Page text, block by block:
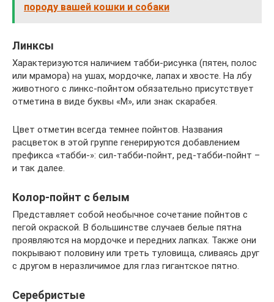
породу вашей кошки и собаки
Линксы
Характеризуются наличием табби-рисунка (пятен, полос
или мрамора) на ушах, мордочке, лапах и хвосте. На лбу
животного с линкс-пойнтом обязательно присутствует
отметина в виде буквы «М», или знак скарабея.
Цвет отметин всегда темнее пойнтов. Названия
расцветок в этой группе генерируются добавлением
префикса «табби-»: сил-табби-пойнт, ред-табби-пойнт –
и так далее.
Колор-пойнт с белым
Представляет собой необычное сочетание пойнтов с
пегой окраской. В большинстве случаев белые пятна
проявляются на мордочке и передних лапках. Также они
покрывают половину или треть туловища, сливаясь друг
с другом в неразличимое для глаз гигантское пятно.
Серебристые